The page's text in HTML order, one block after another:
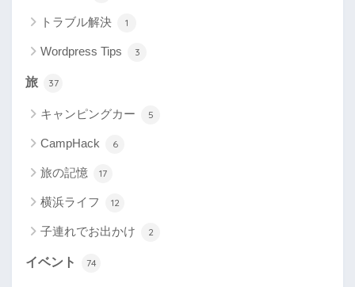
トラブル解決 1
Wordpress Tips 3
旅 37
キャンピングカー 5
CampHack 6
旅の記憶 17
横浜ライフ 12
子連れでお出かけ 2
イベント 74